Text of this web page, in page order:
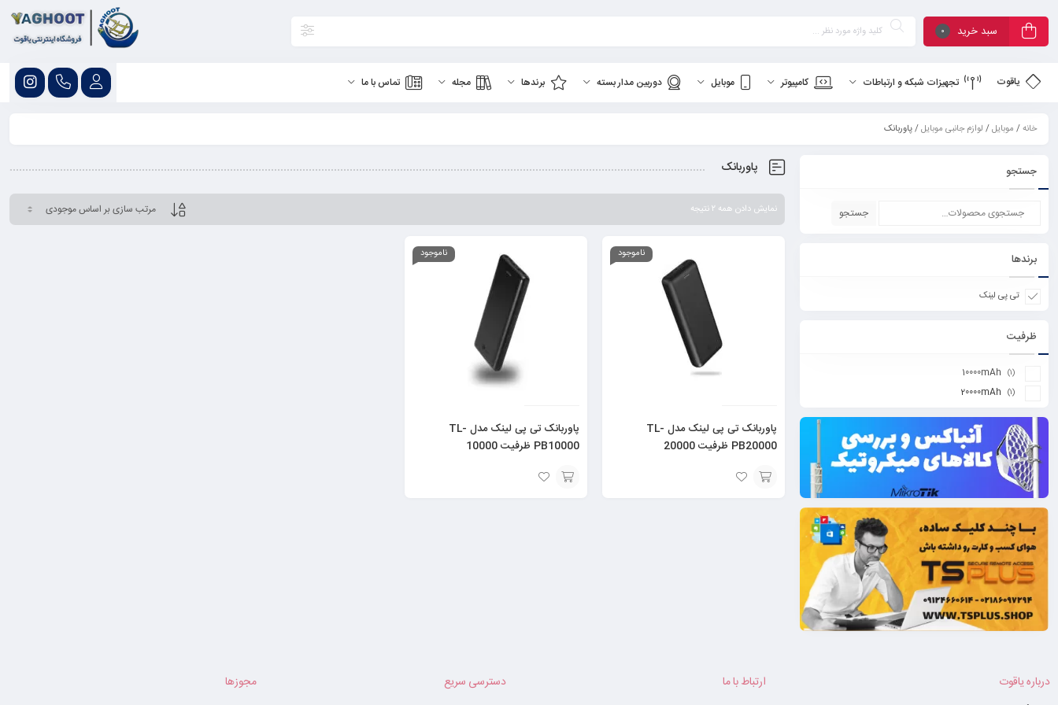
سبد خرید ۰
یاقوت تجهیزات شبکه و ارتباطات کامپیوتر موبایل دوربین مدار بسته برندها مجله تماس با ما
خانه/ موبایل/ لوازم جانبی موبایل/ پاوربانک
پاوربانک
نمایش دادن همه ۲ نتیجه
ناموجود
پاوربانک تی پی لینک مدل TL-
PB20000 ظرفیت 20000
ناموجود
پاوربانک تی پی لینک مدل TL-
PB10000 ظرفیت 10000
جستجو
جستجو
برندها
تی پی لینک
ظرفیت
10000mAh (۱)
20000mAh (۱)
درباره یاقوت ارتباط با ما دسترسی سریع مجوزها